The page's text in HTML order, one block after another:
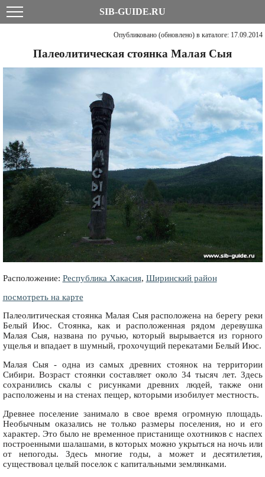
SIB-GUIDE.RU
Опубликовано (обновлено) в каталоге: 17.09.2014
Палеолитическая стоянка Малая Сыя
Расположение: Республика Хакасия, Ширинский район
посмотреть на карте
Палеолитическая стоянка Малая Сыя расположена на берегу реки
Белый Июс. Стоянка, как и расположенная рядом деревушка
Малая Сыя, названа по ручью, который вырывается из горного
ущелья и впадает в шумный, грохочущий перекатами Белый Июс.
Малая Сыя - одна из самых древних стоянок на территории
Сибири. Возраст стоянки составляет около 34 тысяч лет. Здесь
сохранились скалы с рисунками древних людей, также они
расположены и на стенах пещер, которыми изобилует местность.
Древнее поселение занимало в свое время огромную площадь.
Необычным оказались не только размеры поселения, но и его
характер. Это было не временное пристанище охотников с наспех
построенными шалашами, в которых можно укрыться на ночь или
от непогоды. Здесь многие годы, а может и десятилетия,
существовал целый поселок с капитальными землянками.